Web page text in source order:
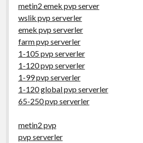
metin2 emek pvp server
wslik pvp serverler
emek pvp serverler
farm pvp serverler
1-105 pvp serverler
1-120 pvp serverler
1-99 pvp serverler
1-120 global pvp serverler
65-250 pvp serverler
metin2 pvp
pvp serverler